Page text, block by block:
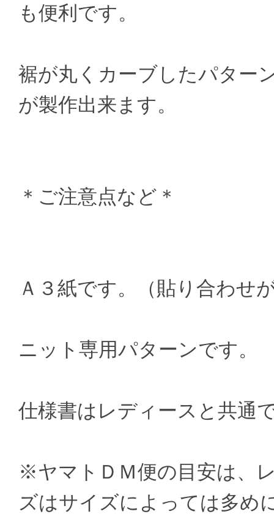
も便利です。
裾が丸くカーブしたパター
が製作出来ます。
＊ご注意点など＊
Ａ３紙です。（貼り合わせ
ニット専用パターンです。
仕様書はレディースと共通
※ヤマトＤＭ便の目安は、
ズはサイズによっては多め